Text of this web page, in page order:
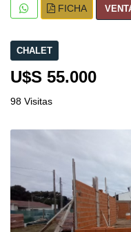
FICHA
CHALET
U$S 55.000
98 Visitas